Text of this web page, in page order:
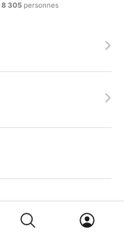
8 305 personnes